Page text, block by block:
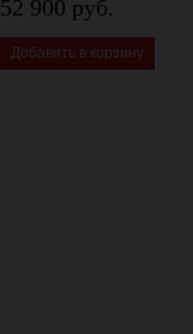
52 900 руб.
Добавить в корзину